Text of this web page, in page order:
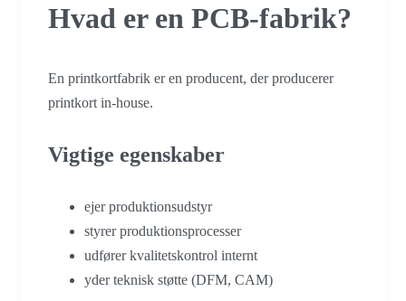
Hvad er en PCB-fabrik?
En printkortfabrik er en producent, der producerer
printkort in-house.
Vigtige egenskaber
ejer produktionsudstyr
styrer produktionsprocesser
udfører kvalitetskontrol internt
yder teknisk støtte (DFM, CAM)